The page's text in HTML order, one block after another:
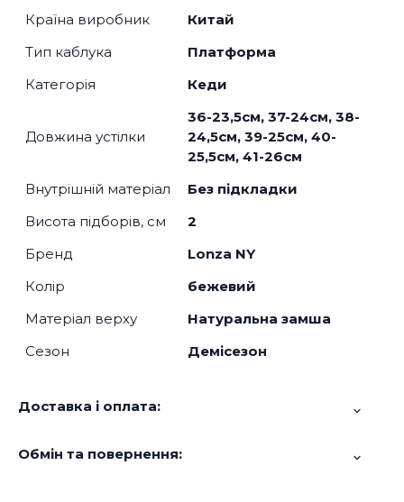
Країна виробник
Китай
Тип каблука
Платформа
Категорія
Кеди
Довжина устілки
36-23,5см, 37-24см, 38-
24,5см, 39-25см, 40-
25,5см, 41-26см
Внутрішній матеріал
Без підкладки
Висота підборів, см
2
Бренд
Lonza NY
Колір
бежевий
Матеріал верху
Натуральна замша
Сезон
Демісезон
Доставка і оплата:
Обмін та повернення: